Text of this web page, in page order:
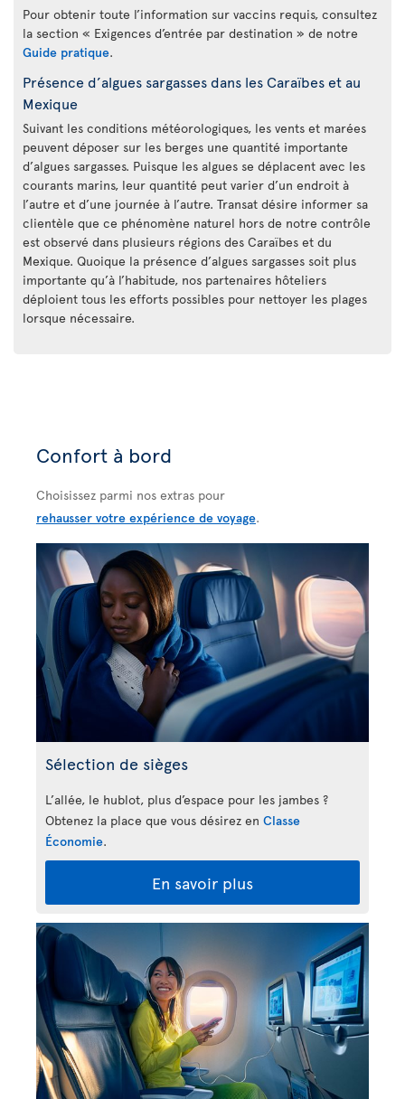
Pour obtenir toute l’information sur vaccins requis, consultez
la section « Exigences d’entrée par destination » de notre
Guide pratique.
Présence d’algues sargasses dans les Caraïbes et au
Mexique
Suivant les conditions météorologiques, les vents et marées
peuvent déposer sur les berges une quantité importante
d’algues sargasses. Puisque les algues se déplacent avec les
courants marins, leur quantité peut varier d’un endroit à
l’autre et d’une journée à l’autre. Transat désire informer sa
clientèle que ce phénomène naturel hors de notre contrôle
est observé dans plusieurs régions des Caraïbes et du
Mexique. Quoique la présence d’algues sargasses soit plus
importante qu’à l’habitude, nos partenaires hôteliers
déploient tous les efforts possibles pour nettoyer les plages
lorsque nécessaire.
Confort à bord
Choisissez parmi nos extras pour
rehausser votre expérience de voyage.
Sélection de sièges
L’allée, le hublot, plus d’espace pour les jambes ?
Obtenez la place que vous désirez en Classe
Économie.
En savoir plus